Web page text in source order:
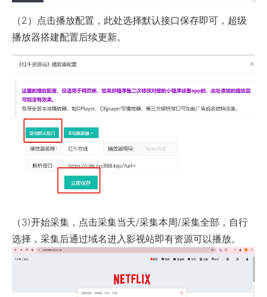
（2）点击播放配置，此处选择默认接口保存即可，超级
播放器搭建配置后续更新。
（3)开始采集，点击采集当天/采集本周/采集全部，自行
选择，采集后通过域名进入影视站即有资源可以播放。